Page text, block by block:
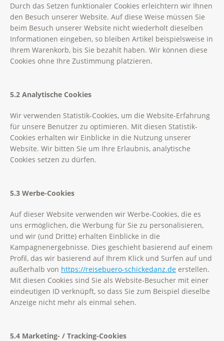
Durch das Setzen funktionaler Cookies erleichtern wir Ihnen
den Besuch unserer Website. Auf diese Weise müssen Sie
beim Besuch unserer Website nicht wiederholt dieselben
Informationen eingeben, so bleiben Artikel beispielsweise in
Ihrem Warenkorb, bis Sie bezahlt haben. Wir können diese
Cookies ohne Ihre Zustimmung platzieren.
5.2 Analytische Cookies
Wir verwenden Statistik-Cookies, um die Website-Erfahrung
für unsere Benutzer zu optimieren. Mit diesen Statistik-
Cookies erhalten wir Einblicke in die Nutzung unserer
Website. Wir bitten Sie um Ihre Erlaubnis, analytische
Cookies setzen zu dürfen.
5.3 Werbe-Cookies
Auf dieser Website verwenden wir Werbe-Cookies, die es
uns ermöglichen, die Werbung für Sie zu personalisieren,
und wir (und Dritte) erhalten Einblicke in die
Kampagnenergebnisse. Dies geschieht basierend auf einem
Profil, das wir basierend auf Ihrem Klick und Surfen auf und
außerhalb von https://reisebuero-schickedanz.de erstellen.
Mit diesen Cookies sind Sie als Website-Besucher mit einer
eindeutigen ID verknüpft, so dass Sie zum Beispiel dieselbe
Anzeige nicht mehr als einmal sehen.
5.4 Marketing- / Tracking-Cookies